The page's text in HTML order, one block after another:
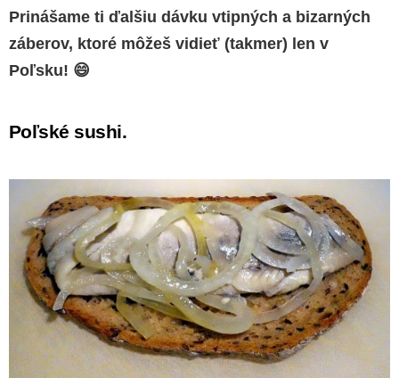
Prinášame ti ďalšiu dávku vtipných a bizarných
záberov, ktoré môžeš vidieť (takmer) len v
Poľsku! 😄
Poľské sushi.